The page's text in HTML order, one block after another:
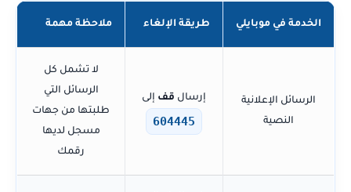
الخدمة في موبايلي طريقة الإلغاء ملاحظة مهمة
الرسائل الإعلانية
النصية
إرسال قف إلى
604445
لا تشمل كل
الرسائل التي
طلبتها من جهات
مسجل لديها
رقمك